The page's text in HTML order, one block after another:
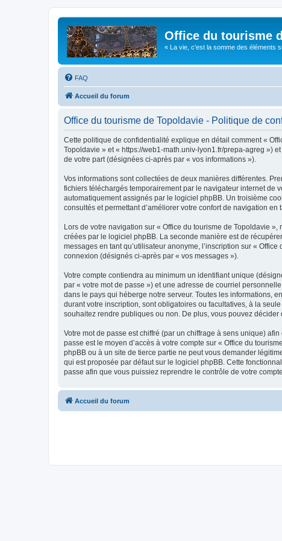
Office du tourisme
« La vie, c'est la somme des éléments
FAQ
Accueil du forum
Office du tourisme de Topoldavie - Politique de
Cette politique de confidentialité explique en détail comment «
Topoldavie » et « https://web1-math.univ-lyon1.fr/prepa-agreg »)
de votre part (désignées ci-après par « vos informations »).
Vos informations sont collectées de deux manières différentes.
fichiers téléchargés temporairement par le navigateur internet de
automatiquement assignés par le logiciel phpBB. Un troisième
consultés et permettant d’améliorer votre confort de navigation en
Lors de votre navigation sur « Office du tourisme de Topoldavie
créées par le logiciel phpBB. La seconde manière est de
messages en tant qu’utilisateur anonyme, l’inscription sur «
connexion (désignés ci-après par « vos messages »).
Votre compte contiendra au minimum un identifiant unique
par « votre mot de passe ») et une adresse de courriel
dans le pays qui héberge notre serveur. Toutes les informations,
durant votre inscription, sont obligatoires ou facultatives, à la
souhaitez rendre publiques ou non. De plus, vous pouvez
Votre mot de passe est chiffré (par un chiffrage à sens unique)
passe est le moyen d’accès à votre compte sur « Office du
phpBB ou à un site de tierce partie ne peut vous demander
qui est proposée par défaut sur le logiciel phpBB. Cette
passe afin que vous puissiez reprendre le contrôle de votre compte.
Accueil du forum